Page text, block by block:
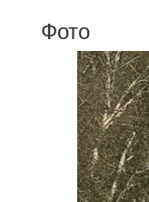
Фото